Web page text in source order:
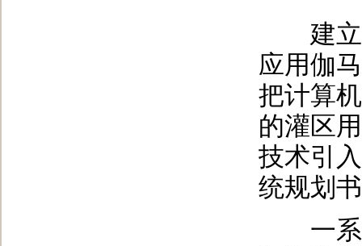
建立
应用伽
把计算
的灌区
技术引
统规划
一系